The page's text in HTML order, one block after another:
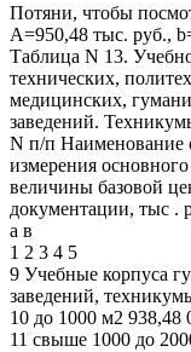
Потяни, чтобы
A=950,48 тыс. руб.,
Таблица N 13.
технических,
медицинских,
заведений.
N п/п Наименование
измерения
величины базовой
документации, тыс .
а в
1 2 3 4 5
9 Учебные корпуса
заведений,
10 до 1000 м2 938,48
11 свыше 1000 до